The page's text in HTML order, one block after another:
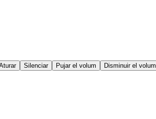
Silenciar Pujar el volum Disminuir el volum